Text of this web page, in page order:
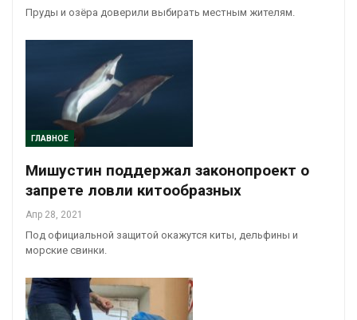
Пруды и озёра доверили выбирать местным жителям.
ГЛАВНОЕ
Мишустин поддержал законопроект о
запрете ловли китообразных
Апр 28, 2021
Под официальной защитой окажутся киты, дельфины и
морские свинки.